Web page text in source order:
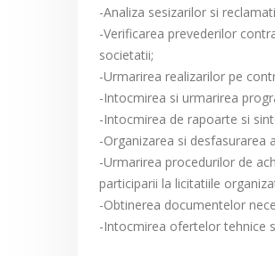
-Analiza sesizarilor si
-Verificarea prevederilor
societatii;
-Urmarirea realizarilor pe
-Intocmirea si urmarirea
-Intocmirea de rapoarte si
-Organizarea si desfasurarea
-Urmarirea procedurilor de
participarii la licitatiile
-Obtinerea documentelor
-Intocmirea ofertelor tehnice